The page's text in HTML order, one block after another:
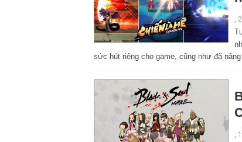
,
sức hút riêng cho game, cũng như đã
,